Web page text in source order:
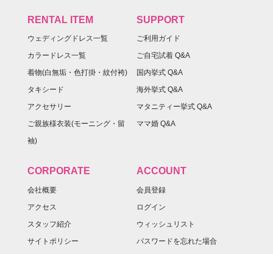
RENTAL ITEM
ウェディングドレス一覧
カラードレス一覧
着物(白無垢・色打掛・紋付袴)
タキシード
アクセサリー
ご親族様衣装(モーニング・留
袖)
SUPPORT
ご利用ガイド
ご自宅試着 Q&A
国内挙式 Q&A
海外挙式 Q&A
マタニティー挙式 Q&A
ママ婚 Q&A
CORPORATE
会社概要
アクセス
スタッフ紹介
サイトポリシー
ACCOUNT
会員登録
ログイン
ウィッシュリスト
パスワードを忘れた場合